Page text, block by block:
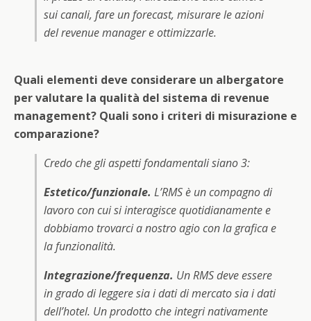
sui canali, fare un forecast, misurare le azioni
del revenue manager e ottimizzarle.
Quali elementi deve considerare un albergatore
per valutare la qualità del sistema di revenue
management? Quali sono i criteri di misurazione e
comparazione?
Credo che gli aspetti fondamentali siano 3:
Estetico/funzionale. L’RMS è un compagno di
lavoro con cui si interagisce quotidianamente e
dobbiamo trovarci a nostro agio con la grafica e
la funzionalità.
Integrazione/frequenza. Un RMS deve essere
in grado di leggere sia i dati di mercato sia i dati
dell’hotel. Un prodotto che integri nativamente